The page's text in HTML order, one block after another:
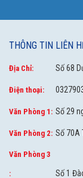
THÔNG TIN LIÊN
Địa Chỉ: Số 68
Điện thoại:
Văn Phòng 1: Số 29
Văn Phòng 2: Số 70A
Văn Phòng 3
: Số 1